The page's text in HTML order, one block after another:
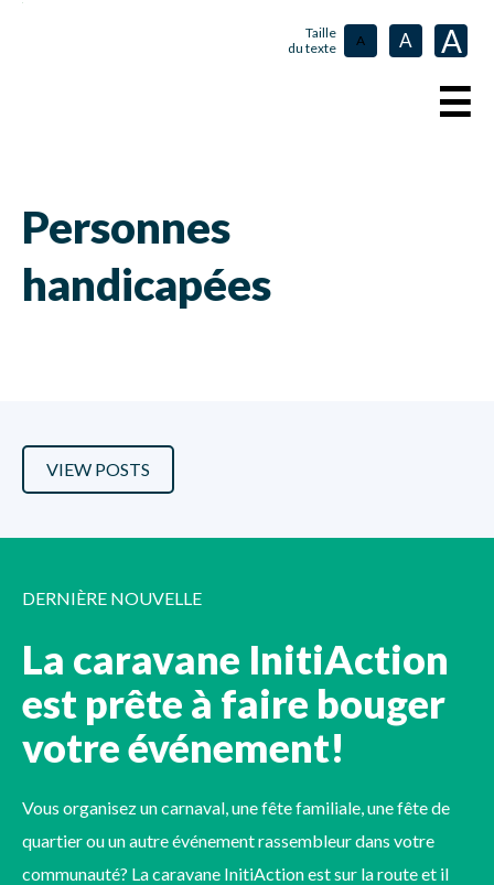
Taille
du texte
A A A
☰
Personnes
handicapées
VIEW POSTS
DERNIÈRE NOUVELLE
La caravane InitiAction
est prête à faire bouger
votre événement!
Vous organisez un carnaval, une fête familiale, une fête de
quartier ou un autre événement rassembleur dans votre
communauté? La caravane InitiAction est sur la route et il